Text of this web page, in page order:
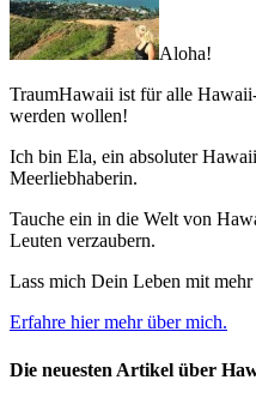
Aloha!
TraumHawaii ist für alle
werden wollen!
Ich bin Ela, ein absoluter
Meerliebhaberin.
Tauche ein in die Welt von
Leuten verzaubern.
Lass mich Dein Leben mit
Erfahre hier mehr über mich.
Die neuesten Artikel über